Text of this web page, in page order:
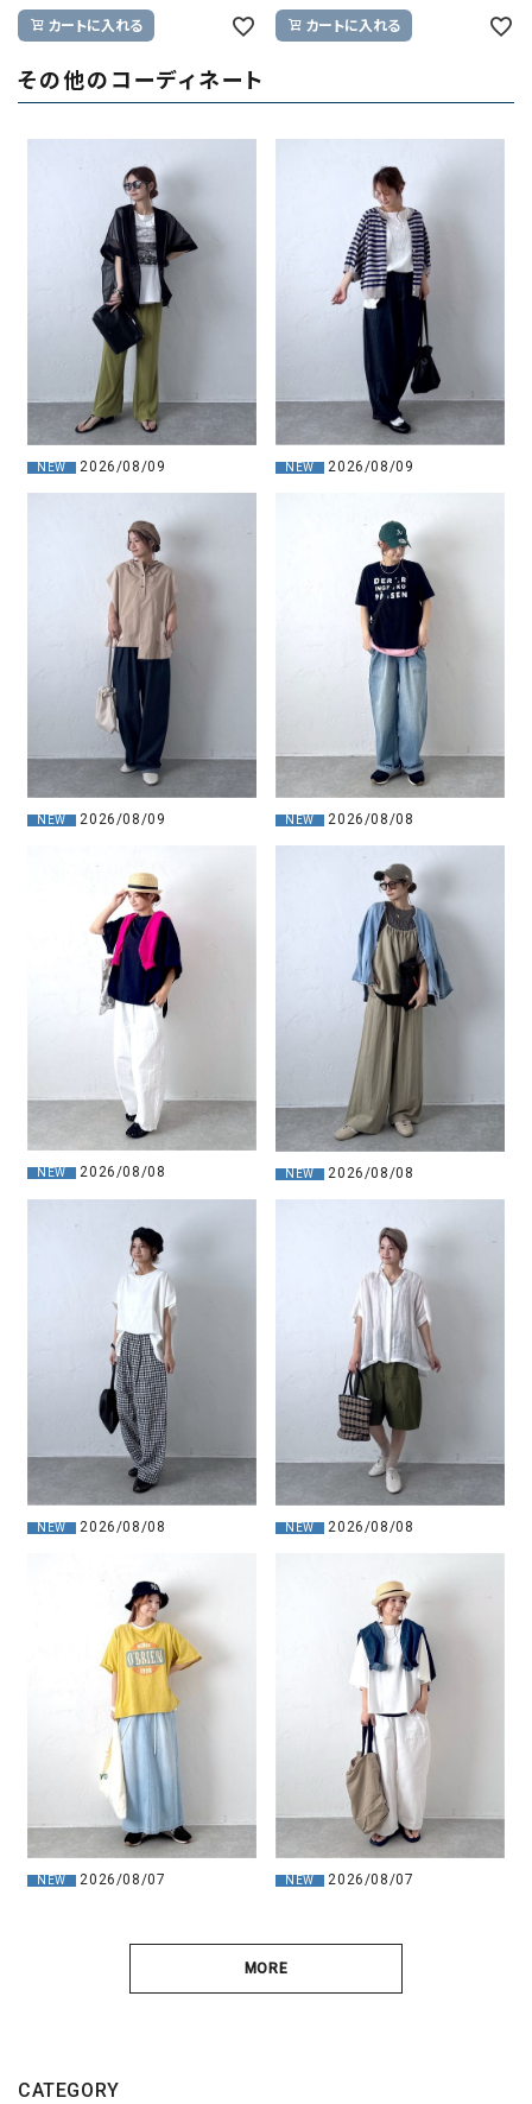
カートに入れる カートに入れる
その他のコーディネート
NEW 2026/08/09 NEW 2026/08/09
NEW 2026/08/09 NEW 2026/08/08
NEW 2026/08/08 NEW 2026/08/08
NEW 2026/08/08 NEW 2026/08/08
NEW 2026/08/07 NEW 2026/08/07
MORE
CATEGORY